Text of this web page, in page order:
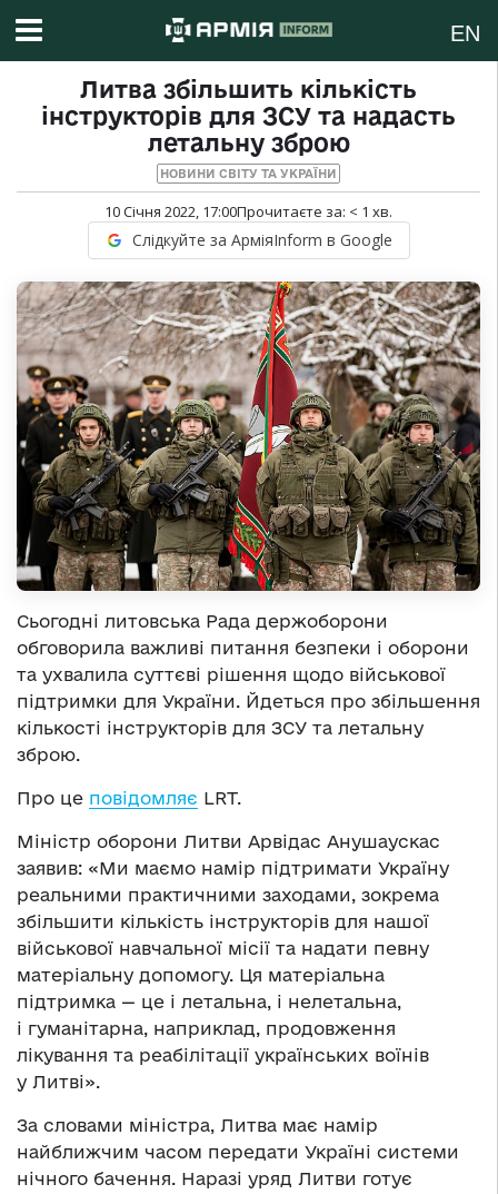
EN
Литва збільшить кількість
інструкторів для ЗСУ та надасть
летальну зброю
НОВИНИ СВІТУ ТА УКРАЇНИ
10 Січня 2022, 17:00Прочитаєте за: < 1 хв.
Слідкуйте за АрміяInform в Google
Сьогодні литовська Рада держоборони
обговорила важливі питання безпеки і оборони
та ухвалила суттєві рішення щодо військової
підтримки для України. Йдеться про збільшення
кількості інструкторів для ЗСУ та летальну
зброю.
Про це повідомляє LRT.
Міністр оборони Литви Арвідас Анушаускас
заявив: «Ми маємо намір підтримати Україну
реальними практичними заходами, зокрема
збільшити кількість інструкторів для нашої
військової навчальної місії та надати певну
матеріальну допомогу. Ця матеріальна
підтримка — це і летальна, і нелетальна,
і гуманітарна, наприклад, продовження
лікування та реабілітації українських воїнів
у Литві».
За словами міністра, Литва має намір
найближчим часом передати Україні системи
нічного бачення. Наразі уряд Литви готує